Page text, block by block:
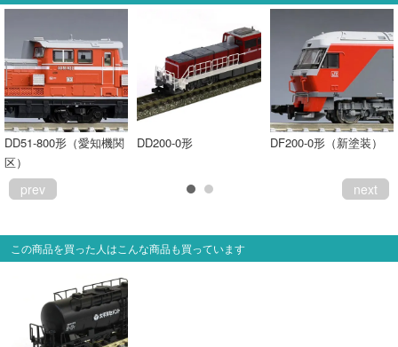
DD51-800形（愛知機関
区）
DD200-0形 DF200-0形（新塗装）
prev next
この商品を買った人はこんな商品も買っています